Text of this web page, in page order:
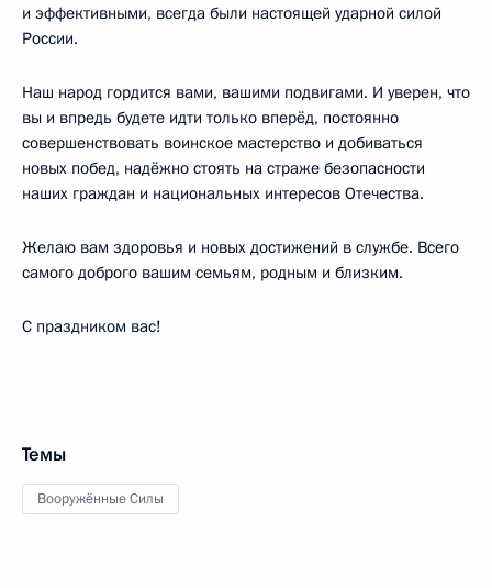
и эффективными, всегда были настоящей ударной силой
России.
Наш народ гордится вами, вашими подвигами. И уверен, что
вы и впредь будете идти только вперёд, постоянно
совершенствовать воинское мастерство и добиваться
новых побед, надёжно стоять на страже безопасности
наших граждан и национальных интересов Отечества.
Желаю вам здоровья и новых достижений в службе. Всего
самого доброго вашим семьям, родным и близким.
С праздником вас!
Темы
Вооружённые Силы